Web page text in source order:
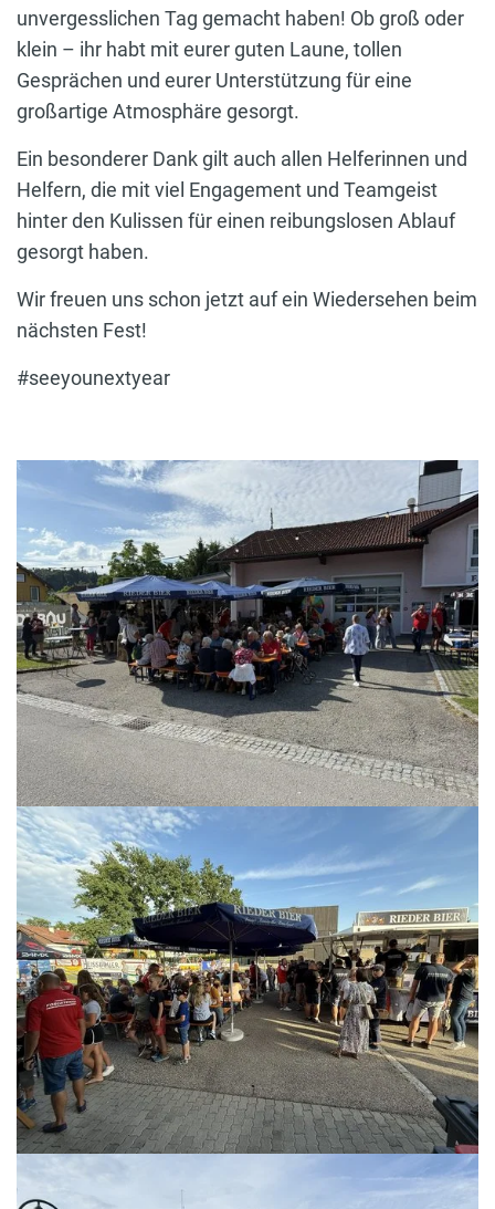
unvergesslichen Tag gemacht haben! Ob groß oder
klein – ihr habt mit eurer guten Laune, tollen
Gesprächen und eurer Unterstützung für eine
großartige Atmosphäre gesorgt.
Ein besonderer Dank gilt auch allen Helferinnen und
Helfern, die mit viel Engagement und Teamgeist
hinter den Kulissen für einen reibungslosen Ablauf
gesorgt haben.
Wir freuen uns schon jetzt auf ein Wiedersehen beim
nächsten Fest!
#seeyounextyear